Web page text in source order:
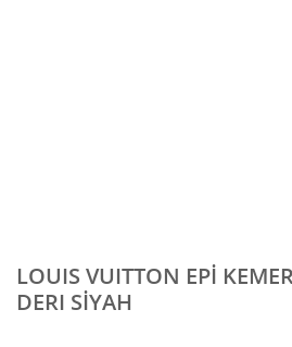
LOUIS VUITTON EPİ
DERI SİYAH